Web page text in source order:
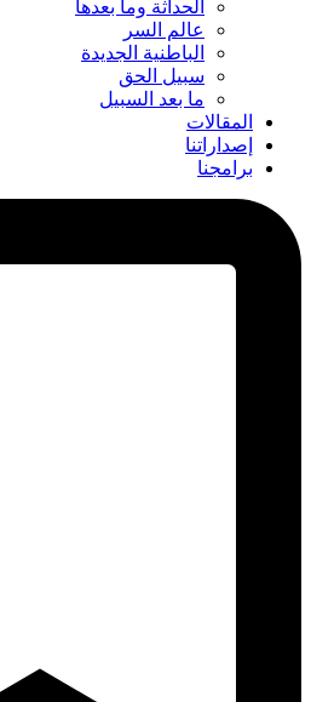
الحداثة وما بعدها
عالم السر
الباطنية الجديدة
سبيل الحق
ما بعد السبيل
المقالات
إصداراتنا
برامجنا